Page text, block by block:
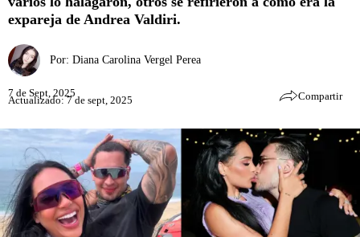
expareja de Andrea Valdiri.
Por: Diana Carolina Vergel Perea
7 de Sept, 2025
Actualizado: 7 de sept, 2025 Compartir